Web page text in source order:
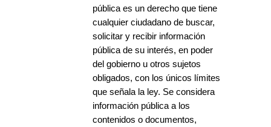
pública es un derecho que tiene
cualquier ciudadano de buscar,
solicitar y recibir información
pública de su interés, en poder
del gobierno u otros sujetos
obligados, con los únicos límites
que señala la ley. Se considera
información pública a los
contenidos o documentos,